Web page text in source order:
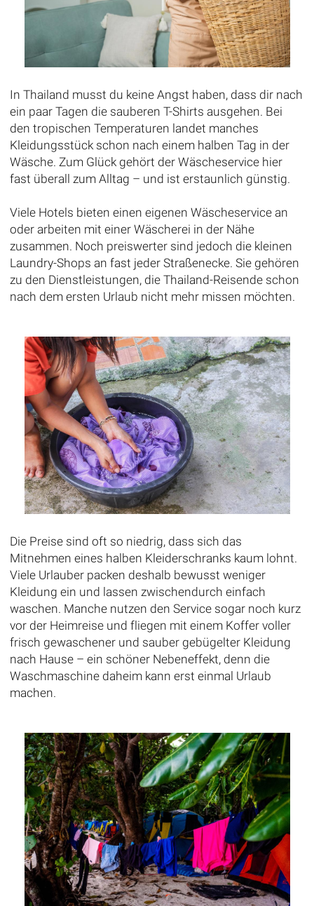
In Thailand musst du keine Angst haben, dass dir nach
ein paar Tagen die sauberen T-Shirts ausgehen. Bei
den tropischen Temperaturen landet manches
Kleidungsstück schon nach einem halben Tag in der
Wäsche. Zum Glück gehört der Wäscheservice hier
fast überall zum Alltag – und ist erstaunlich günstig.
Viele Hotels bieten einen eigenen Wäscheservice an
oder arbeiten mit einer Wäscherei in der Nähe
zusammen. Noch preiswerter sind jedoch die kleinen
Laundry-Shops an fast jeder Straßenecke. Sie gehören
zu den Dienstleistungen, die Thailand-Reisende schon
nach dem ersten Urlaub nicht mehr missen möchten.
Die Preise sind oft so niedrig, dass sich das
Mitnehmen eines halben Kleiderschranks kaum lohnt.
Viele Urlauber packen deshalb bewusst weniger
Kleidung ein und lassen zwischendurch einfach
waschen. Manche nutzen den Service sogar noch kurz
vor der Heimreise und fliegen mit einem Koffer voller
frisch gewaschener und sauber gebügelter Kleidung
nach Hause – ein schöner Nebeneffekt, denn die
Waschmaschine daheim kann erst einmal Urlaub
machen.